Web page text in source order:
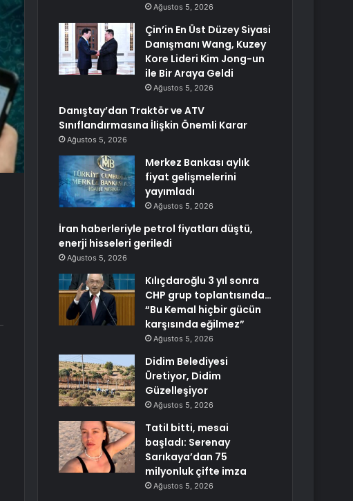
Ağustos 5, 2026
Çin’in En Üst Düzey Siyasi
Danışmanı Wang, Kuzey
Kore Lideri Kim Jong-un
ile Bir Araya Geldi
Ağustos 5, 2026
Danıştay’dan Traktör ve ATV
Sınıflandırmasına İlişkin Önemli Karar
Ağustos 5, 2026
Merkez Bankası aylık
fiyat gelişmelerini
yayımladı
Ağustos 5, 2026
İran haberleriyle petrol fiyatları düştü,
enerji hisseleri geriledi
Ağustos 5, 2026
Kılıçdaroğlu 3 yıl sonra
CHP grup toplantısında…
“Bu Kemal hiçbir gücün
karşısında eğilmez”
Ağustos 5, 2026
Didim Belediyesi
Üretiyor, Didim
Güzelleşiyor
Ağustos 5, 2026
Tatil bitti, mesai
başladı: Serenay
Sarıkaya’dan 75
milyonluk çifte imza
Ağustos 5, 2026